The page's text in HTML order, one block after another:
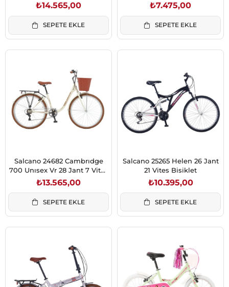
₺14.565,00
SEPETE EKLE
₺7.475,00
SEPETE EKLE
Salcano 24682 Cambrıdge
700 Unısex Vr 28 Jant 7 Vites
Bisiklet
₺13.565,00
SEPETE EKLE
Salcano 25265 Helen 26 Jant
21 Vites Bisiklet
₺10.395,00
SEPETE EKLE